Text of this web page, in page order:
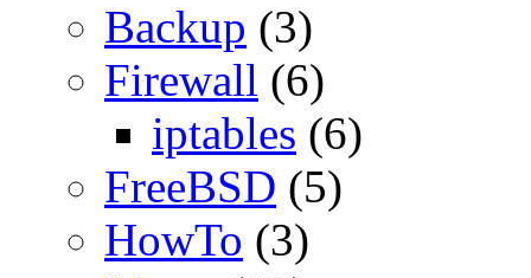
Backup (3)
Firewall (6)
iptables (6)
FreeBSD (5)
HowTo (3)